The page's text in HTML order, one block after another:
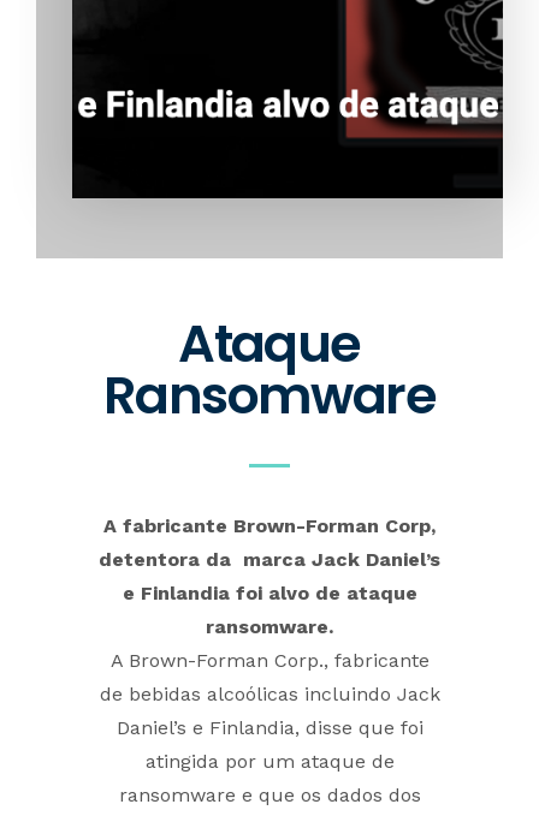
Ataque
Ransomware
A fabricante Brown-Forman Corp,
detentora da marca Jack Daniel’s
e Finlandia foi alvo de ataque
ransomware.
A Brown-Forman Corp., fabricante
de bebidas alcoólicas incluindo Jack
Daniel’s e Finlandia, disse que foi
atingida por um ataque de
ransomware e que os dados dos